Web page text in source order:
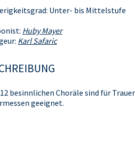
Unter- bis Mittelstufe
Huby Mayer
Karl Safaric
besinnlichen Choräle sind für
geeignet.